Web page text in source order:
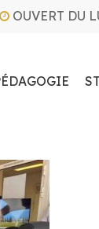
OUVERT DU